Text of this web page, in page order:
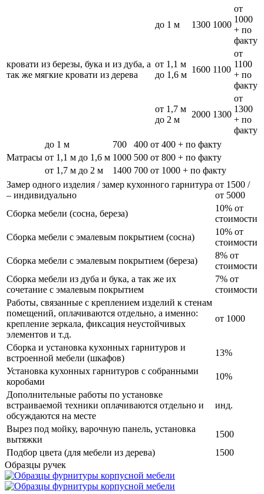
кровати из березы, бука и из дуба, а
так же мягкие кровати из дерева
до 1 м 1300 1000
от
1000
+ по
факту
от 1,1 м
до 1,6 м
1600 1100
от
1100
+ по
факту
от 1,7 м
до 2 м
2000 1300
от
1300
+ по
факту
Матрасы
до 1 м 700 400 от 400 + по факту
от 1,1 м до 1,6 м 1000 500 от 800 + по факту
от 1,7 м до 2 м
1400 700 от 1000 + по факту
Замер одного изделия / замер кухонного гарнитура
– индивидуально
от 1500 /
от 5000
Сборка мебели (сосна, береза)
10% от
стоимости
Сборка мебели с эмалевым покрытием (сосна)
10% от
стоимости
Сборка мебели с эмалевым покрытием (береза)
8% от
стоимости
Сборка мебели из дуба и бука, а так же их
сочетание с эмалевым покрытием
7% от
стоимости
Работы, связанные с креплением изделий к стенам
помещений, оплачиваются отдельно, а именно:
крепление зеркала, фиксация неустойчивых
элементов и т.д.
от 1000
Сборка и установка кухонных гарнитуров и
встроенной мебели (шкафов)
13%
Установка кухонных гарнитуров с собранными
коробами
10%
Дополнительные работы по установке
встраиваемой техники оплачиваются отдельно и
обсуждаются на месте
инд.
Вырез под мойку, варочную панель, установка
вытяжки
1500
Подбор цвета (для мебели из дерева)
1500
Образцы ручек